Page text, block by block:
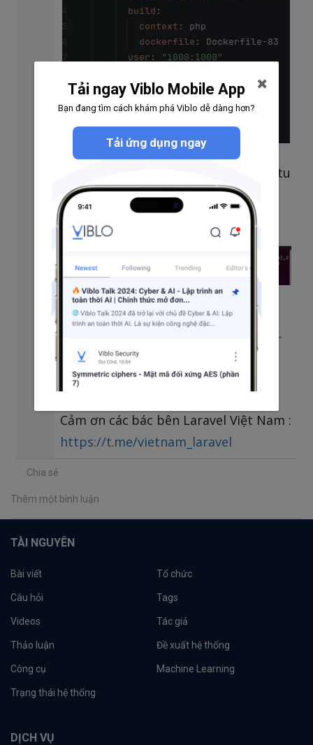
1000: là uid user hiện tại trong ubuntu
nhé. muốn xem uid của mình là bao
nhiêu chỉ cần mở terminal lên gõ id
Link tham khảo thêm:
https://viblo.asia/p/tai-sao-nen-chay-
ung-dung-container-voi-non-root-
user-jvEla3VNKkw
Cảm ơn các bác bên Laravel Việt Nam :
https://t.me/vietnam_laravel
Chia sẻ
Thêm một bình luận
TÀI NGUYÊN
Bài viết Tổ chức
Câu hỏi Tags
Videos Tác giả
Thảo luận Đề xuất hệ thống
Công cụ Machine Learning
Trạng thái hệ thống
DỊCH VỤ
Tải ngay Viblo Mobile App
Bạn đang tìm cách khám phá Viblo dễ dàng hơn?
Tải ứng dụng ngay